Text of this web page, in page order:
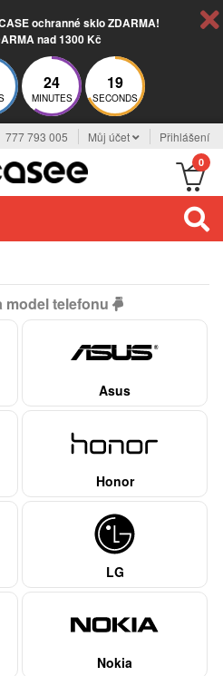
ochranné sklo ZDARMA!
nad 1300 Kč
24
MINUTES
19
SECONDS
777 793 005 Můj účet Přihlášení
0
model telefonu
Asus
Honor
LG
Nokia